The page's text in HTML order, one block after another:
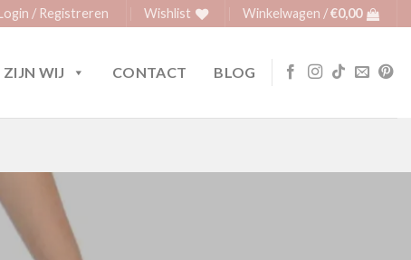
/ Registreren Wishlist Winkelwagen /€0,00
ZIJN WIJ CONTACT BLOG